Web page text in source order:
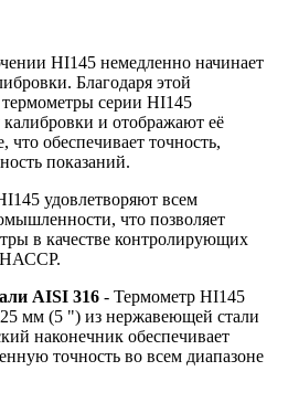
HI145 немедленно начинает
Благодаря этой
серии HI145
и отображают её
обеспечивает точность,
показаний.
удовлетворяют всем
что позволяет
в качестве контролирующих
НАССР.
AISI 316 - Термометр HI145
мм (5 ") из нержавеющей стали
наконечник обеспечивает
точность во всем диапазоне